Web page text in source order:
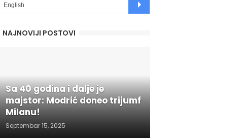
NAJNOVIJI POSTOVI
Sa 40 godina i dalje je
majstor: Modrić doneo trijumf
Milanu!
Septembar 15, 2025